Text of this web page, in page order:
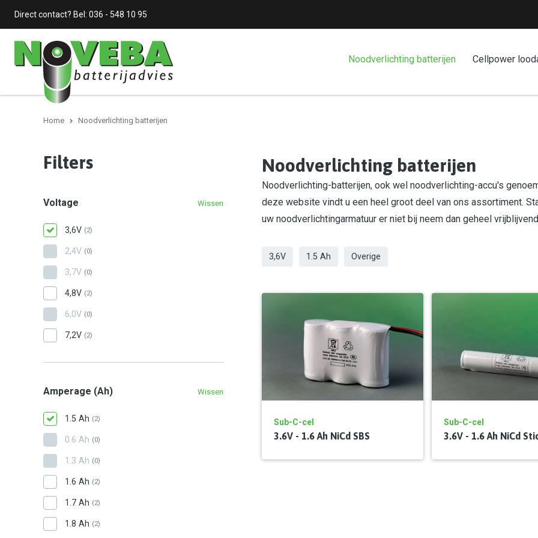
Direct contact? Bel: 036 - 548 10 95
Noodverlichting batterijen Cellpower
Home Noodverlichting batterijen
Noodverlichting batterijen
Noodverlichting-batterijen, ook wel noodverlichting-accu's
deze website vindt u een heel groot deel van ons assortiment.
uw noodverlichtingarmatuur er niet bij neem dan geheel
3,6V 1.5 Ah Overige
Sub-C-cel
3.6V - 1.6 Ah NiCd SBS
Sub-C-cel
3.6V - 1.6 Ah NiCd
Filters
Voltage Wissen
3,6V (2)
2,4V (0)
3,7V (0)
4,8V (2)
6,0V (0)
7,2V (2)
Amperage (Ah) Wissen
1.5 Ah (2)
0.6 Ah (0)
1.3 Ah (0)
1.6 Ah (2)
1.7 Ah (2)
1.8 Ah (2)